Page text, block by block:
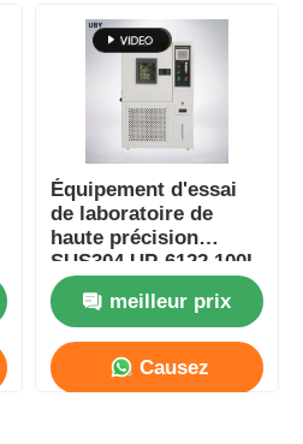
Équipement d'essai
de laboratoire de
haute précision
SUS304 UP-6122 100L
Chambre de test de
vieillissement de
l'ozone
meilleur prix
Causez